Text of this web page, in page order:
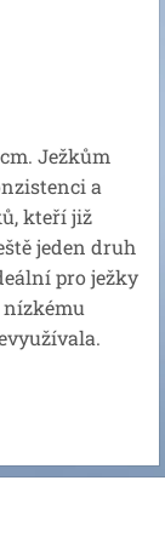
Ježkům
a
kteří již
jeden druh
pro ježky